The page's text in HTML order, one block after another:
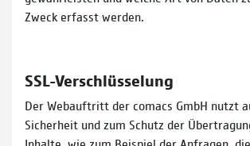
Zweck erfasst werden.
SSL-Verschlüsselung
Der Webauftritt der comacs GmbH nutzt
Sicherheit und zum Schutz der